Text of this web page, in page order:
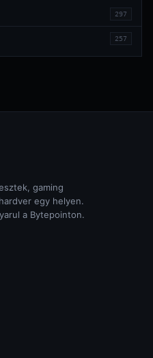
297
257
gaming
egy helyen.
a Bytepointon.